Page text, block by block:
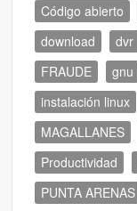
Código abierto
download
dvr
FRAUDE
gnu
instalación linux
MAGALLANES
Productividad
PUNTA ARENAS